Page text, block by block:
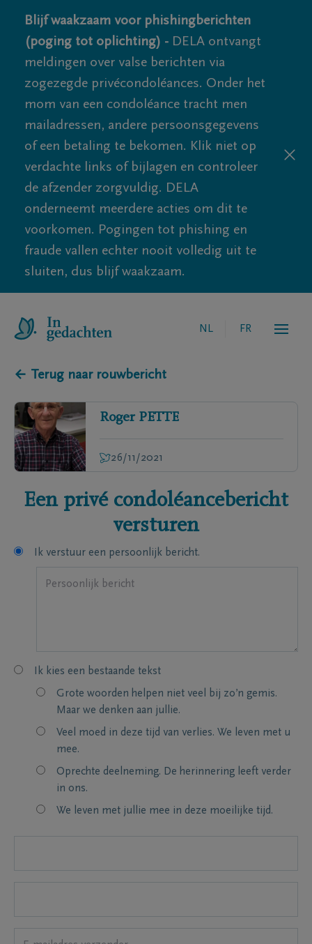
Blijf waakzaam voor phishingberichten
(poging tot oplichting) - DELA ontvangt
meldingen over valse berichten via
zogezegde privécondoléances. Onder het
mom van een condoléance tracht men
mailadressen, andere persoonsgegevens
of een betaling te bekomen. Klik niet op
verdachte links of bijlagen en controleer
de afzender zorgvuldig. DELA
onderneemt meerdere acties om dit te
voorkomen. Pogingen tot phishing en
fraude vallen echter nooit volledig uit te
sluiten, dus blijf waakzaam.
NL FR
← Terug naar rouwbericht
Roger PETTE
26/11/2021
Een privé condoléancebericht
versturen
Ik verstuur een persoonlijk bericht.
Ik kies een bestaande tekst
Grote woorden helpen niet veel bij zo’n gemis.
Maar we denken aan jullie.
Veel moed in deze tijd van verlies. We leven met u
mee.
Oprechte deelneming. De herinnering leeft verder
in ons.
We leven met jullie mee in deze moeilijke tijd.